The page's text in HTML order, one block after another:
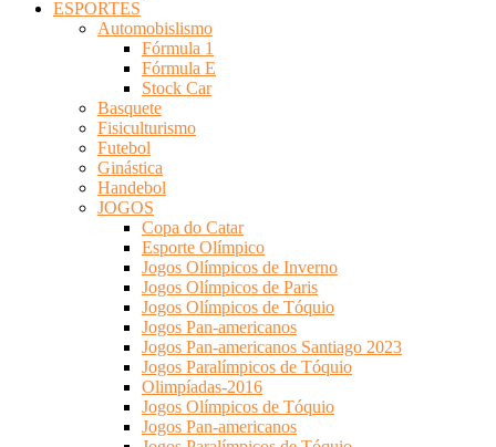
ESPORTES
Automobislismo
Fórmula 1
Fórmula E
Stock Car
Basquete
Fisiculturismo
Futebol
Ginástica
Handebol
JOGOS
Copa do Catar
Esporte Olímpico
Jogos Olímpicos de Inverno
Jogos Olímpicos de Paris
Jogos Olímpicos de Tóquio
Jogos Pan-americanos
Jogos Pan-americanos Santiago 2023
Jogos Paralímpicos de Tóquio
Olimpíadas-2016
Jogos Olímpicos de Tóquio
Jogos Pan-americanos